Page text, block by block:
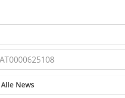
Alle News